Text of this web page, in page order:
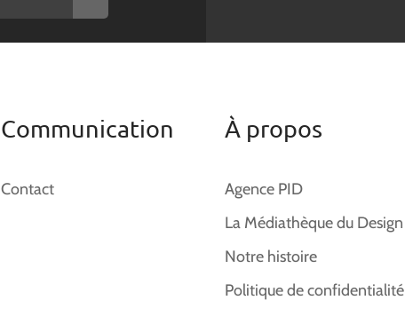
Communication
Contact
À propos
Agence PID
La Médiathèque du Design
Notre histoire
Politique de confidentialité